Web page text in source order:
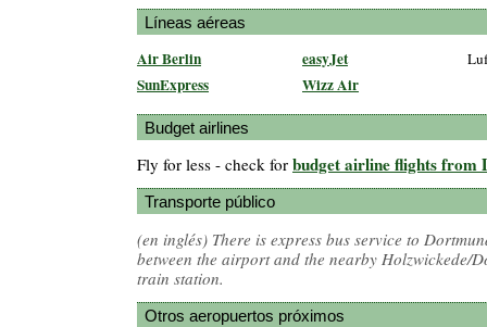
Líneas aéreas
Air Berlin easyJet
SunExpress Wizz Air
Budget airlines
Fly for less - check for budget airline flights
Transporte público
(en inglés) There is express bus service to
between the airport and the nearby Holzwickede/
train station.
Otros aeropuertos próximos